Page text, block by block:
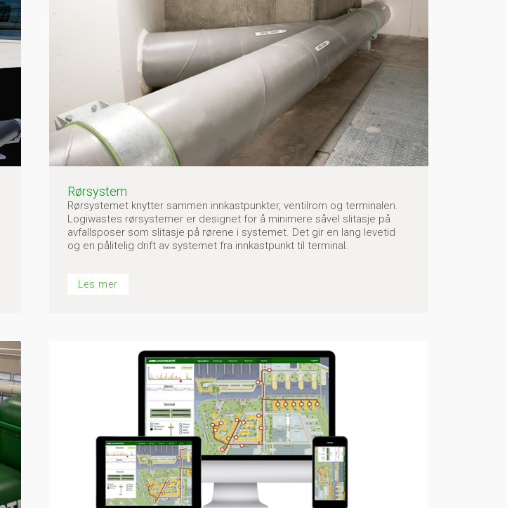
Rørsystem
Rørsystemet knytter sammen innkastpunkter, ventilrom og terminalen.
Logiwastes rørsystemer er designet for å minimere såvel slitasje på
avfallsposer som slitasje på rørene i systemet. Det gir en lang levetid
og en pålitelig drift av systemet fra innkastpunkt til terminal.
Les mer